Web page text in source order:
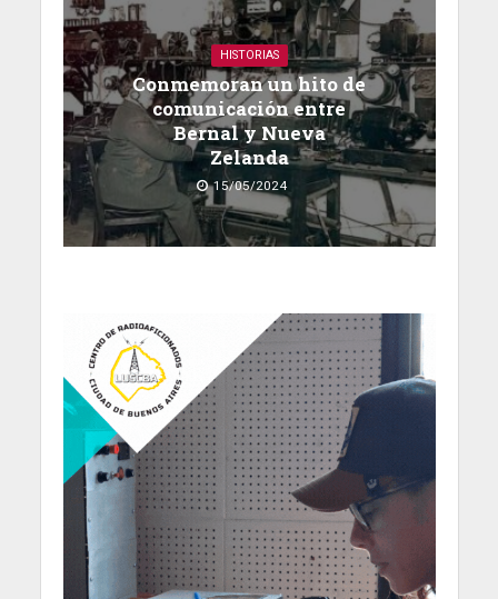
HISTORIAS
Conmemoran un hito de
comunicación entre
Bernal y Nueva
Zelanda
15/05/2024